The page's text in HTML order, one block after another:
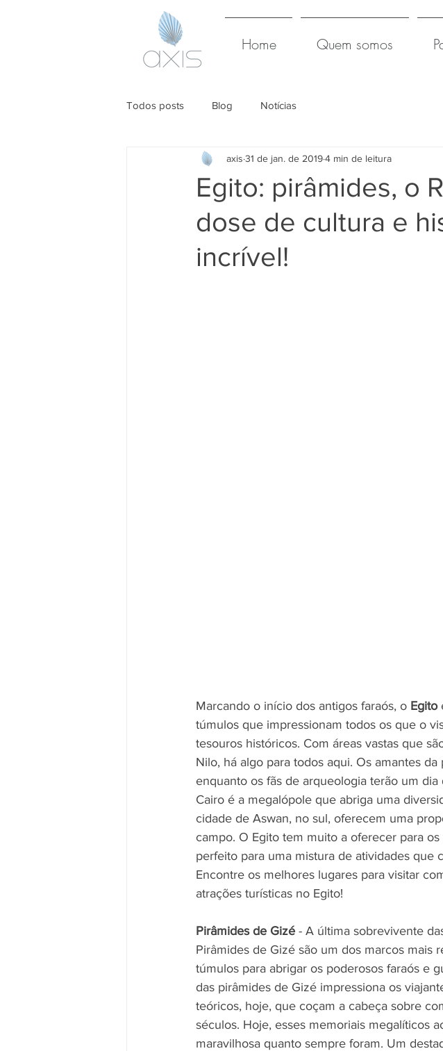
Home Quem somos
Todos posts Blog Notícias
Egito: pirâmides, o
dose de cultura e
incrível!
axis 31 de jan. de 20194 min de leitura
Marcando o início dos antigos faraós, o Egito
túmulos que impressionam todos os que o
tesouros históricos. Com áreas vastas que
Nilo, há algo para todos aqui. Os amantes
enquanto os fãs de arqueologia terão um
Cairo é a megalópole que abriga uma
cidade de Aswan, no sul, oferecem uma
campo. O Egito tem muito a oferecer para
perfeito para uma mistura de atividades que
Encontre os melhores lugares para visitar
atrações turísticas no Egito!
Pirâmides de Gizé - A última sobrevivente
Pirâmides de Gizé são um dos marcos mais
túmulos para abrigar os poderosos faraós e
das pirâmides de Gizé impressiona os
teóricos, hoje, que coçam a cabeça sobre
séculos. Hoje, esses memoriais megalíticos
maravilhosa quanto sempre foram. Um